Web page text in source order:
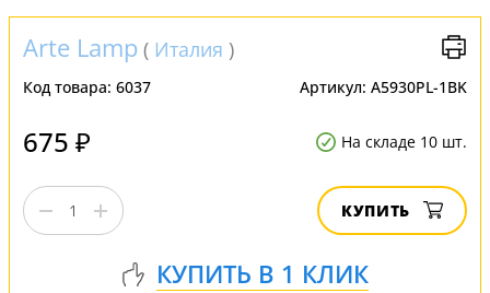
Arte Lamp ( Италия )
Код товара: 6037 Артикул: A5930PL-1BK
675 ₽ На складе 10 шт.
КУПИТЬ